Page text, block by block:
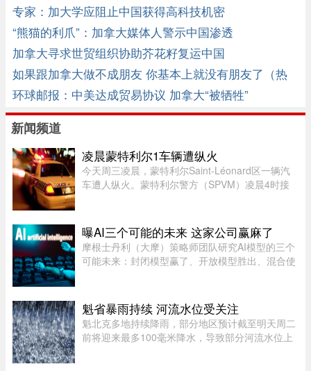
专家：加大学应阻止中国获得高科技机密
“熊猫的利爪”：加拿大媒体人警示中国渗透
加拿大寻求世贸组织协助芥花籽复运中国
如果跟加拿大做不成朋友 你基本上就没有朋友了（热
传视频） ... ...
环球邮报：中美达成贸易协议 加拿大“被牺牲”
新闻频道
凌晨蒙特利尔1车辆遭纵火
今天周三凌晨，蒙特利尔Saint-Léonard区一辆汽
车遭人纵火。蒙特利尔警方（SPVM）凌晨4时接
Chèvrefils表示，警员抵达现场时，火 ...
曝AI三个可能的未来 这家公司赢麻了
摩根士丹利（大摩）策略师团队研究AI模型的三个
可能未来：封闭模型赢了、开放模型胜出、混合使
布的分析研究，指出AI市场 ...
魁省暴雨持续 河流水位受关注
魁北克多地持续降雨，部分地区预计截至明天周二
前将迎来最多100毫米降水，导致部分河流水位上